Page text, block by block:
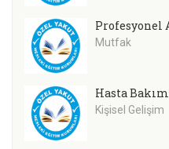
Profesyonel
Mutfak
Hasta
Kişisel Gelişim